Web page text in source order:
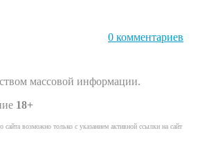
0 комментариев
массовой информации.
18+
сайта возможно только с указанием активной ссылки на сайт